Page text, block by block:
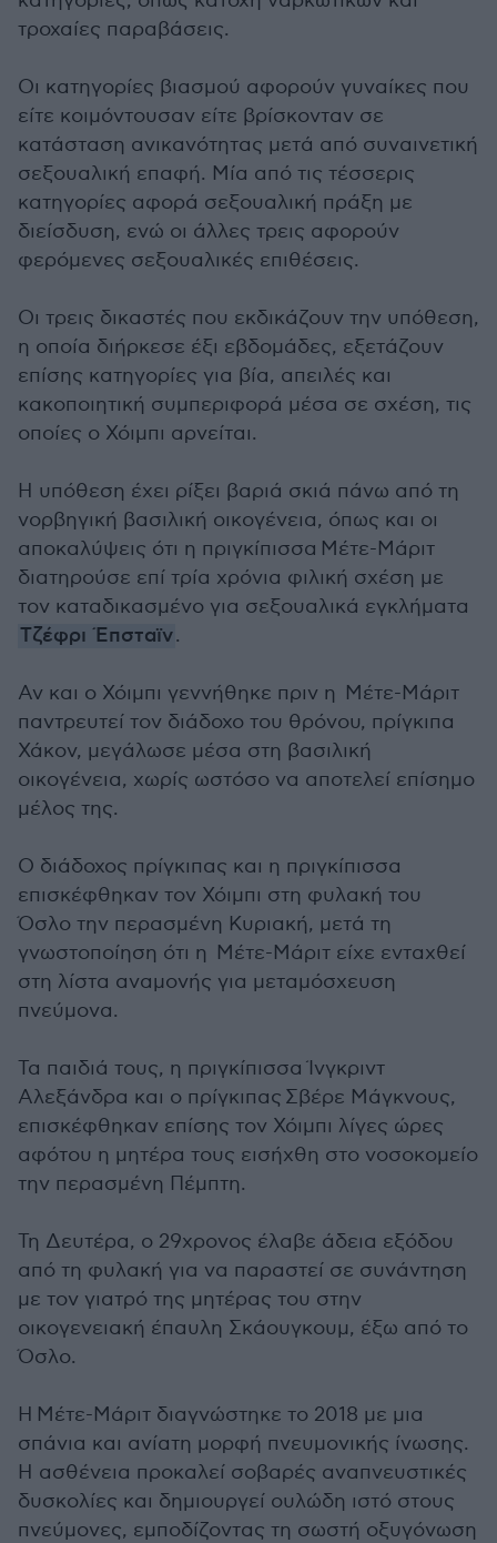
τροχαίες παραβάσεις.
Οι κατηγορίες βιασμού αφορούν γυναίκες που
είτε κοιμόντουσαν είτε βρίσκονταν σε
κατάσταση ανικανότητας μετά από συναινετική
σεξουαλική επαφή. Μία από τις τέσσερις
κατηγορίες αφορά σεξουαλική πράξη με
διείσδυση, ενώ οι άλλες τρεις αφορούν
φερόμενες σεξουαλικές επιθέσεις.
Οι τρεις δικαστές που εκδικάζουν την υπόθεση,
η οποία διήρκεσε έξι εβδομάδες, εξετάζουν
επίσης κατηγορίες για βία, απειλές και
κακοποιητική συμπεριφορά μέσα σε σχέση, τις
οποίες ο Χόιμπι αρνείται.
Η υπόθεση έχει ρίξει βαριά σκιά πάνω από τη
νορβηγική βασιλική οικογένεια, όπως και οι
αποκαλύψεις ότι η πριγκίπισσα Μέτε-Μάριτ
διατηρούσε επί τρία χρόνια φιλική σχέση με
τον καταδικασμένο για σεξουαλικά εγκλήματα
Τζέφρι Έπσταϊν.
Αν και ο Χόιμπι γεννήθηκε πριν η Μέτε-Μάριτ
παντρευτεί τον διάδοχο του θρόνου, πρίγκιπα
Χάκον, μεγάλωσε μέσα στη βασιλική
οικογένεια, χωρίς ωστόσο να αποτελεί επίσημο
μέλος της.
Ο διάδοχος πρίγκιπας και η πριγκίπισσα
επισκέφθηκαν τον Χόιμπι στη φυλακή του
Όσλο την περασμένη Κυριακή, μετά τη
γνωστοποίηση ότι η Μέτε-Μάριτ είχε ενταχθεί
στη λίστα αναμονής για μεταμόσχευση
πνεύμονα.
Τα παιδιά τους, η πριγκίπισσα Ίνγκριντ
Αλεξάνδρα και ο πρίγκιπας Σβέρε Μάγκνους,
επισκέφθηκαν επίσης τον Χόιμπι λίγες ώρες
αφότου η μητέρα τους εισήχθη στο νοσοκομείο
την περασμένη Πέμπτη.
Τη Δευτέρα, ο 29χρονος έλαβε άδεια εξόδου
από τη φυλακή για να παραστεί σε συνάντηση
με τον γιατρό της μητέρας του στην
οικογενειακή έπαυλη Σκάουγκουμ, έξω από το
Όσλο.
Η Μέτε-Μάριτ διαγνώστηκε το 2018 με μια
σπάνια και ανίατη μορφή πνευμονικής ίνωσης.
Η ασθένεια προκαλεί σοβαρές αναπνευστικές
δυσκολίες και δημιουργεί ουλώδη ιστό στους
πνεύμονες, εμποδίζοντας τη σωστή οξυγόνωση